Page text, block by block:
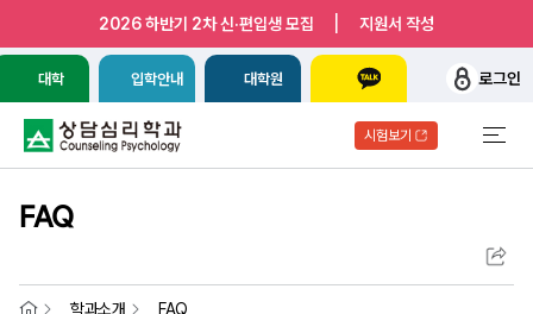
대학 입학안내 대학원
2026 하반기 2차 신·편입생 모집 지원서 작성
로그인
시험보기
FAQ
학과소개 FAQ